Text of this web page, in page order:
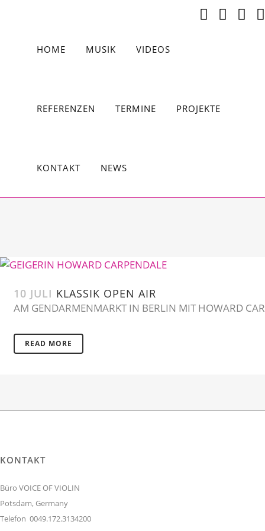
HOME MUSIK VIDEOS
REFERENZEN TERMINE PROJEKTE
KONTAKT NEWS
10 JULI KLASSIK OPEN AIR
AM GENDARMENMARKT IN BERLIN MIT HOWARD
READ MORE
KONTAKT
Büro VOICE OF VIOLIN
Potsdam, Germany
Telefon 0049.172.3134200